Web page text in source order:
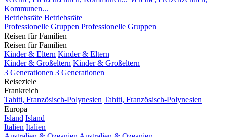
Kommunen...
Betriebsräte Betriebsräte
Professionelle Gruppen Professionelle Gruppen
Reisen für Familien
Reisen für Familien
Kinder & Eltern Kinder & Eltern
Kinder & Großeltern Kinder & Großeltern
3 Generationen 3 Generationen
Reiseziele
Frankreich
Tahiti, Französisch-Polynesien Tahiti, Französisch-Polynesien
Europa
Island Island
Italien Italien